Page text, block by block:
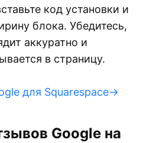
код установки и
блока. Убедитесь,
аккуратно и
в страницу.
для Squarespace→
Google на